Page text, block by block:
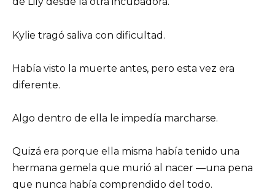
Kylie tragó saliva con dificultad.
Había visto la muerte antes, pero esta vez era
diferente.
Algo dentro de ella le impedía marcharse.
Quizá era porque ella misma había tenido una
hermana gemela que murió al nacer —una pena
que nunca había comprendido del todo.